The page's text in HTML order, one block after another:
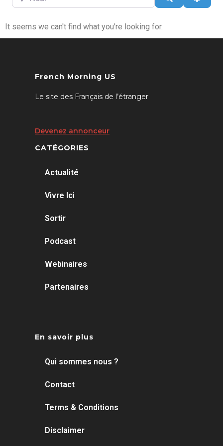
It seems we can't find what you're looking for.
French Morning US
Le site des Français de l’étranger
Devenez annonceur
CATÉGORIES
Actualité
Vivre Ici
Sortir
Podcast
Webinaires
Partenaires
En savoir plus
Qui sommes nous ?
Contact
Terms & Conditions
Disclaimer